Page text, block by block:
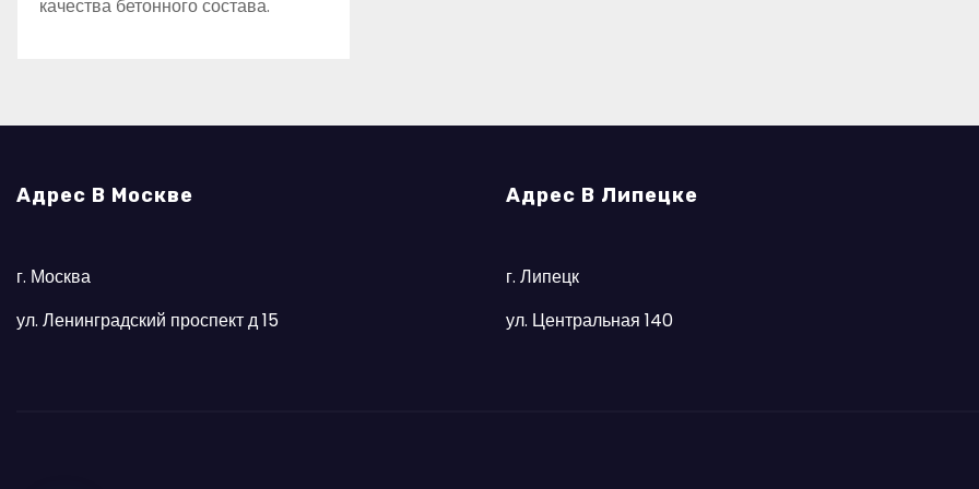
качества бетонного состава.
Адрес В Москве
г. Москва
ул. Ленинградский проспект д 15
Адрес В Липецке
г. Липецк
ул. Центральная 140